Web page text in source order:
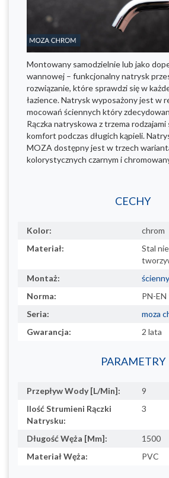
Montowany samodzielnie lub jako
wannowej – funkcjonalny natrysk
rozwiązanie, które sprawdzi się w
łazience. Natrysk wyposażony jest w
mocowań ściennych który
Rączka natryskowa z trzema
komfort podczas długich kąpieli.
MOZA dostępny jest w trzech
kolorystycznych czarnym i
CECHY
Kolor:
chrom
Materiał:
Stal
Montaż:
ścienny
Norma:
PN-
Seria:
moza
Gwarancja:
2 lata
PARAMETRY
Przepływ Wody [L/Min]:
9
Ilość Strumieni Rączki
Natrysku:
3
Długość Węża [Mm]:
1500
Materiał Węża:
PVC